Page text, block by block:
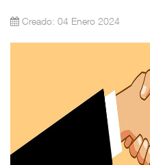
Creado: 04 Enero 2024